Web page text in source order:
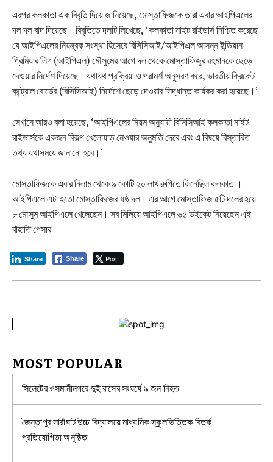
এরপর কলকাতা এক বিবৃতি দিয়ে জানিয়েছে, মোস্তাফিজকে তারা এবার আইপিএলের
দল দল বাদ দিয়েছে। বিবৃতিতে দলটি লিখেছে, ‘কলকাতা নাইট রাইডার্স নিশ্চিত করেছে
যে আইপিএলের নিয়ন্ত্রক সংস্থা হিসেবে বিসিসিআই/আইপিএল আসন্ন ইন্ডিয়ান
প্রিমিয়ার লিগ (আইপিএল) মৌসুমের আগে দল থেকে মোস্তাফিজুর রহমানকে ছেড়ে
দেওয়ার নির্দেশ দিয়েছে। যথাযথ প্রক্রিয়া ও পরামর্শ অনুসরণ করে, ভারতীয় ক্রিকেট
কন্ট্রোল বোর্ডের (বিসিসিআই) নির্দেশে ছেড়ে দেওয়ার সিদ্ধান্ত কার্যকর করা হয়েছে।’
সেখানে আরও বলা হয়েছে, ‘আইপিএলের নিয়ম অনুযায়ী বিসিসিআই কলকাতা নাইট
রাইডার্সকে একজন বিকল্প খেলোয়াড় নেওয়ার অনুমতি দেবে এবং এ বিষয়ে বিস্তারিত
তথ্য যথাসময়ে জানানো হবে।’
মোস্তাফিজকে এবার নিলাম থেকে ৯ কোটি ২০ লাখ রুপিতে কিনেছিল কলকাতা।
আইপিএলে এটা হতো মোস্তাফিজের ষষ্ঠ দল। এর আগে মোস্তাফিজ ৫টি দলের হয়ে
৮ মৌসুম আইপিএলে খেলেছেন। সব মিলিয়ে আইপিএলে ৬৫ উইকেট নিয়েছেন এই
বাঁহাতি পেসার।
Share Post
Share
MOST POPULAR
সিলেটের ওসমানীনগরে দুই বাসের সংঘর্ষে ৯ জন নিহত
জৈন্তাপুর সারীঘাট উচ্চ বিদ্যালয়ে মাধ্যমিক স্কুলভিত্তিক বিতর্ক
প্রতিযোগিতা অনুষ্ঠিত